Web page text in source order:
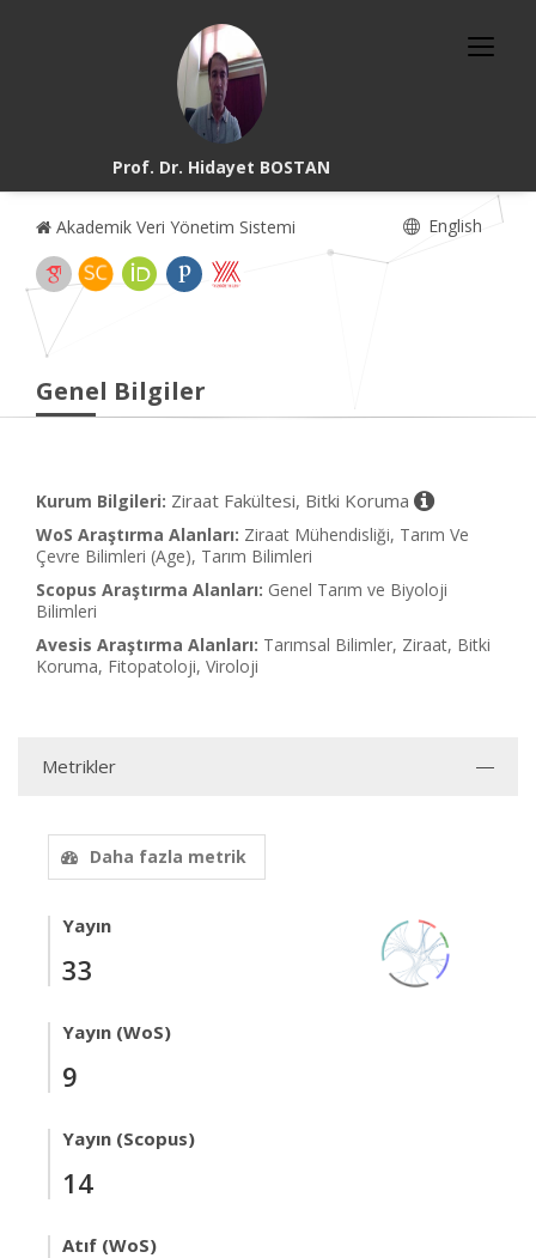
Prof. Dr. Hidayet BOSTAN
Akademik Veri Yönetim Sistemi English
Genel Bilgiler
Kurum Bilgileri: Ziraat Fakültesi, Bitki Koruma
WoS Araştırma Alanları: Ziraat Mühendisliği, Tarım Ve
Çevre Bilimleri (Age), Tarım Bilimleri
Scopus Araştırma Alanları: Genel Tarım ve Biyoloji
Bilimleri
Avesis Araştırma Alanları: Tarımsal Bilimler, Ziraat, Bitki
Koruma, Fitopatoloji, Viroloji
Metrikler
Daha fazla metrik
Yayın
33
Yayın (WoS)
9
Yayın (Scopus)
14
Atıf (WoS)